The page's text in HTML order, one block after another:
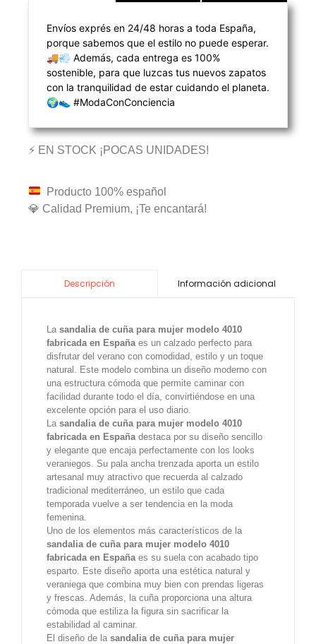
Envíos exprés en 24/48 horas a toda España,
porque sabemos que el estilo no puede esperar.
🚚💨 Además, cada entrega es 100%
sostenible, para que luzcas tus nuevos zapatos
con la tranquilidad de estar cuidando el planeta.
🌍👟 #ModaConConciencia
⚡ EN STOCK ¡POCAS UNIDADES!
Producto 100% español
💎 Calidad Premium, ¡Te encantará!
Descripción Información adicional
La sandalia de cuña para mujer modelo 4010
fabricada en Españaes un calzado perfecto para
disfrutar del verano con comodidad, estilo y un toque
natural. Este modelo combina un diseño moderno con
una estructura cómoda que permite caminar con
facilidad durante todo el día, convirtiéndose en una
excelente opción para el uso diario.
La sandalia de cuña para mujer modelo 4010
fabricada en Españadestaca por su diseño sencillo
y elegante que encaja perfectamente con los looks
veraniegos. Su pala ancha trenzada aporta un estilo
artesanal muy atractivo que recuerda al calzado
tradicional mediterráneo, un estilo que cada
temporada vuelve a ser tendencia en la moda
femenina.
Uno de los elementos más característicos de la
sandalia de cuña para mujer modelo 4010
fabricada en Españaes su suela con acabado tipo
esparto. Este diseño aporta una estética natural y
veraniega que combina muy bien con prendas ligeras
y frescas. Además, la cuña proporciona una altura
cómoda que estiliza la figura sin sacrificar la
estabilidad al caminar.
El diseño de la sandalia de cuña para mujer